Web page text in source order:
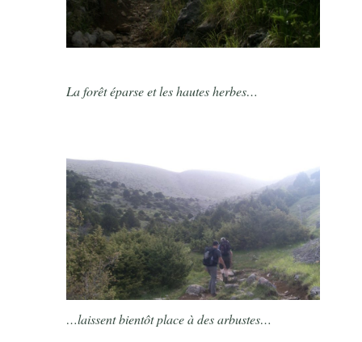
La forêt éparse et les hautes herbes…
…laissent bientôt place à des arbustes…